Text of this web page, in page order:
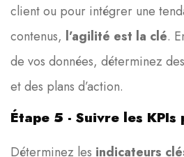
client ou pour intégrer une
contenus, l’agilité est la clé.
de vos données, déterminez
et des plans d’action.
Étape 5 - Suivre les
Déterminez les indicateurs